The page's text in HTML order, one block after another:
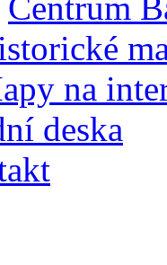
na
deska